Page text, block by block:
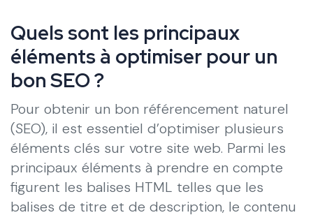
Quels sont les principaux
éléments à optimiser pour un
bon SEO ?
Pour obtenir un bon référencement naturel
(SEO), il est essentiel d’optimiser plusieurs
éléments clés sur votre site web. Parmi les
principaux éléments à prendre en compte
figurent les balises HTML telles que les
balises de titre et de description, le contenu